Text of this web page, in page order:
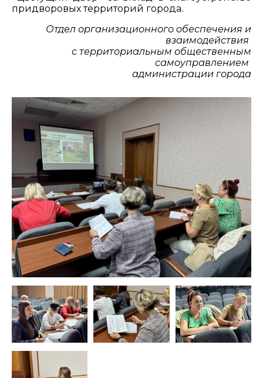
придворовых территорий города.
Отдел организационного обеспечения и
взаимодействия
с территориальным общественным
самоуправлением
администрации города